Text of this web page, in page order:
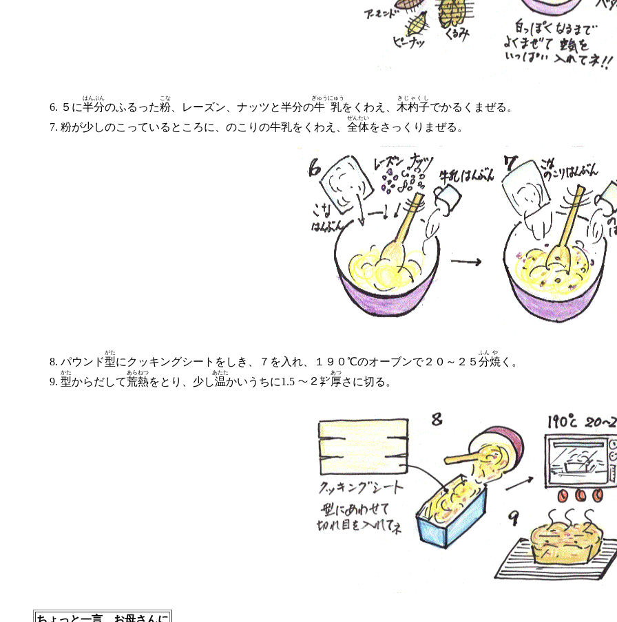
５に半分
はんぶん
のふるった粉
こな
、レーズン、ナッツと半分の牛乳
ぎゅうにゅう
をくわえ、 木杓子
きじゃくし
でかるくまぜる。
粉が少しのこっているところに、のこりの牛乳をくわえ、 全体
ぜんたい
をさっくりまぜる。
パウンド型
がた
にクッキングシートをしき、７を入れ、１９０℃のオーブンで２０～２５ 分
ふん
焼
や
く。
型
かた
からだして荒熱
あらねつ
をとり、少し温
あたた
かいうちに1.5 ～２㌢厚
あつ
さに切る。
ちょっと一言、お母さんに